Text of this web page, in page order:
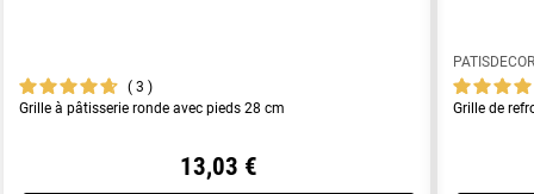
3
Grille à pâtisserie ronde avec pieds 28 cm
13,03 €
Grille de